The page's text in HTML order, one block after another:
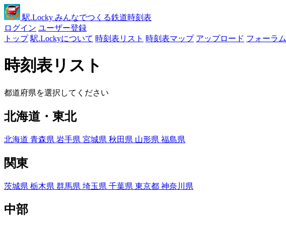
駅.Locky みんなでつくる鉄道時刻表
ログイン ユーザー登録
トップ 駅.Lockyについて 時刻表リスト 時刻表マップ アップロード フォーラム
時刻表リスト
都道府県を選択してください
北海道・東北
北海道 青森県 岩手県 宮城県 秋田県 山形県 福島県
関東
茨城県 栃木県 群馬県 埼玉県 千葉県 東京都 神奈川県
中部